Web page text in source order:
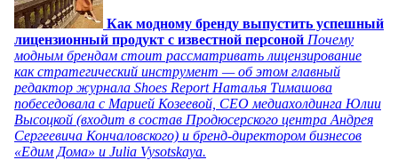
Как модному бренду выпустить успешный
лицензионный продукт с известной персоной Почему
модным брендам стоит рассматривать лицензирование
как стратегический инструмент — об этом главный
редактор журнала Shoes Report Наталья Тимашова
побеседовала с Марией Козеевой, СЕО медиахолдинга Юлии
Высоцкой (входит в состав Продюсерского центра Андрея
Сергеевича Кончаловского) и бренд-директором бизнесов
«Едим Дома» и Julia Vysotskaya.